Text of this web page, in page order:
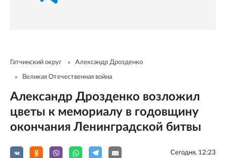
Гатчинский округ Александр Дрозденко
Великая Отечественная война
Александр Дрозденко возложил
цветы к мемориалу в годовщину
окончания Ленинградской битвы
Сегодня, 12:23